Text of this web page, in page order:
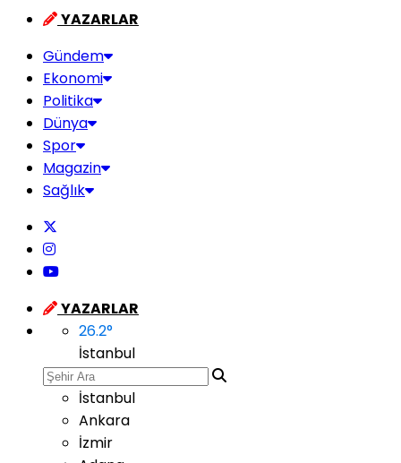
YAZARLAR
Gündem
Ekonomi
Politika
Dünya
Spor
Magazin
Sağlık
YAZARLAR
26.2°
İstanbul
İstanbul
Ankara
İzmir